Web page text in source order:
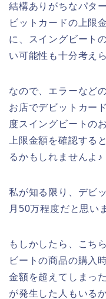
結構ありがちなパタ
ビットカードの上限
に、スイングビート
い可能性も十分考え
なので、エラーなど
お店でデビットカー
度スイングビートの
上限金額を確認する
るかもしれませんよ♪
私が知る限り、デビ
月50万程度だと思い
もしかしたら、こち
ビートの商品の購入
金額を超えてしまっ
が発生した人もいる